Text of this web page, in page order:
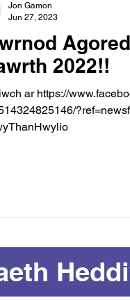
2022!!
events/
Jon Gamon
Jun 27, 2023